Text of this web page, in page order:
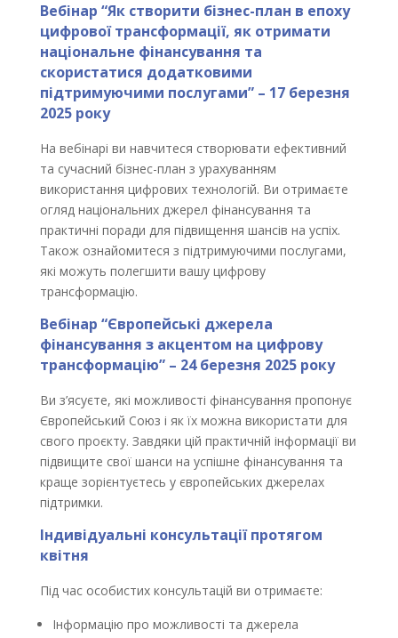
Вебінар “Як створити бізнес-план в епоху
цифрової трансформації, як отримати
національне фінансування та
скористатися додатковими
підтримуючими послугами” – 17 березня
2025 року
На вебінарі ви навчитеся створювати ефективний
та сучасний бізнес-план з урахуванням
використання цифрових технологій. Ви отримаєте
огляд національних джерел фінансування та
практичні поради для підвищення шансів на успіх.
Також ознайомитеся з підтримуючими послугами,
які можуть полегшити вашу цифрову
трансформацію.
Вебінар “Європейські джерела
фінансування з акцентом на цифрову
трансформацію” – 24 березня 2025 року
Ви з’ясуєте, які можливості фінансування пропонує
Європейський Союз і як їх можна використати для
свого проєкту. Завдяки цій практичній інформації ви
підвищите свої шанси на успішне фінансування та
краще зорієнтуєтесь у європейських джерелах
підтримки.
Індивідуальні консультації протягом
квітня
Під час особистих консультацій ви отримаєте:
Інформацію про можливості та джерела